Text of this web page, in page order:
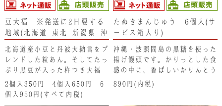
豆大福 ※発送に2日要する
地域(北海道･東北･新潟県･沖
す。ご了承ください。
北海道産小豆と丹波大納言をブ
レンドした粒あん。そしてたっ
ぷり黒豆が入った杵つき大福
餅。昔ながらの素朴な豆大福に
は、素材そのままの味わいが生
きています。
2個入350円 4個入650円 6
個入950円(すべて内税)
たぬきまんじゅう 6個入(サ
ービス箱入り)
沖縄・波照間島の黒糖を使った
揚げ饅頭です。かりっとした食
感の中に、香ばしいかりんとう
のような風味が漂い、中からふ
わっとしたこし餡の味が広がり
890円(内税)